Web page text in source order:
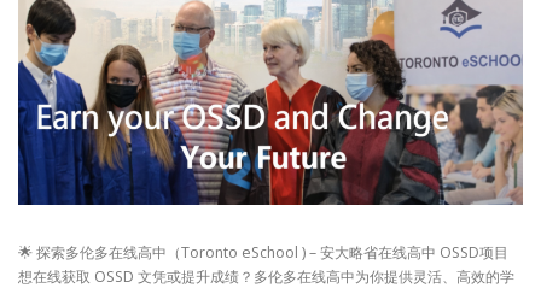
🌟 探索多伦多在线高中（Toronto eSchool ) – 安大略省在线高中 OSSD项目
想在线获取 OSSD 文凭或提升成绩？多伦多在线高中为你提供灵活、高效的学